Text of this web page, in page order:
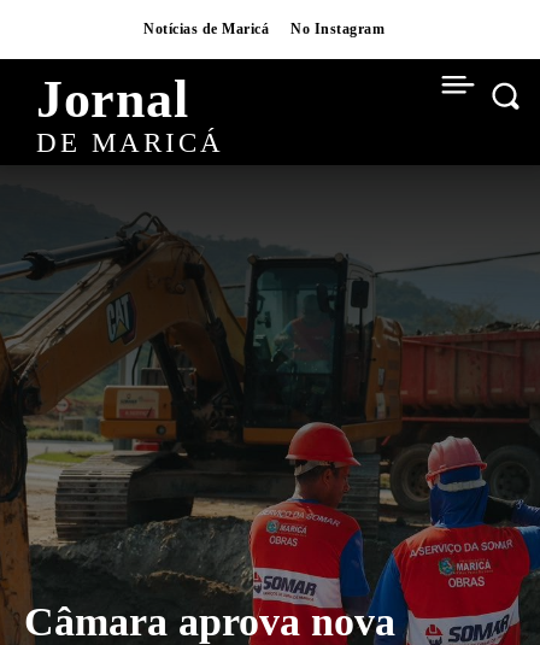
Notícias de Maricá No Instagram
Jornal
DE MARICÁ
Câmara aprova nova